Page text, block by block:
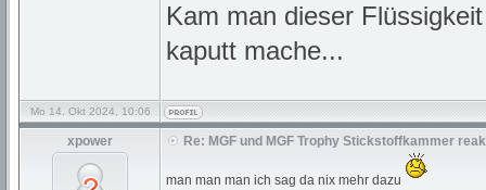
Kam man dieser
kaputt mache...
Mo 14. Okt 2024, 10:06
xpower Re: MGF und MGF Trophy Stickstoffkammer
man man man ich sag da nix mehr dazu